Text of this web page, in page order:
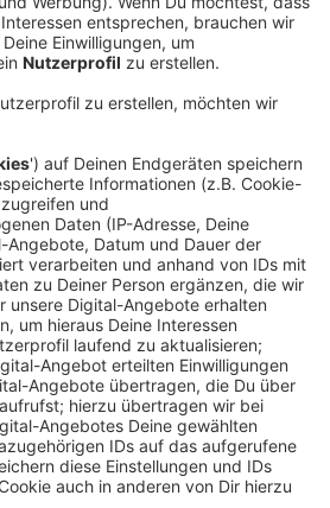
bekannt geworden als vor
Inzidenzwert ist etwas
Robert-Koch-Institut mit 240,8
Land NRW wohl schärfere
wieder einführen. Unter
Gebauer die
wieder angekündigt. Die
November als nicht mehr
will am Dienstag über neue